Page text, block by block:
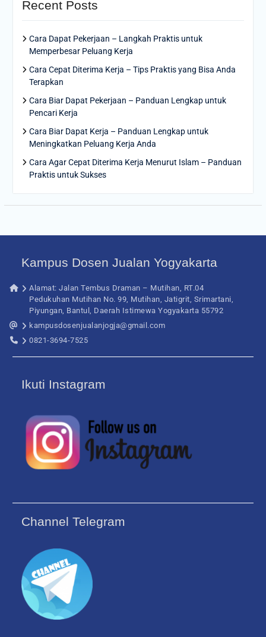
Recent Posts
Cara Dapat Pekerjaan – Langkah Praktis untuk
Memperbesar Peluang Kerja
Cara Cepat Diterima Kerja – Tips Praktis yang Bisa Anda
Terapkan
Cara Biar Dapat Pekerjaan – Panduan Lengkap untuk
Pencari Kerja
Cara Biar Dapat Kerja – Panduan Lengkap untuk
Meningkatkan Peluang Kerja Anda
Cara Agar Cepat Diterima Kerja Menurut Islam – Panduan
Praktis untuk Sukses
Kampus Dosen Jualan Yogyakarta
Alamat: Jalan Tembus Draman – Mutihan, RT.04
Pedukuhan Mutihan No. 99, Mutihan, Jatigrit, Srimartani,
Piyungan, Bantul, Daerah Istimewa Yogyakarta 55792
kampusdosenjualanjogja@gmail.com
0821-3694-7525
Ikuti Instagram
Channel Telegram